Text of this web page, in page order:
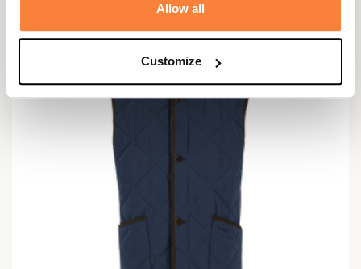
Allow all
Customize